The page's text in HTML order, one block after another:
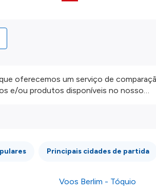
oferecemos um serviço de
e/ou produtos disponíveis no nosso
Principais cidades de partida
Voos Berlim - Tóquio